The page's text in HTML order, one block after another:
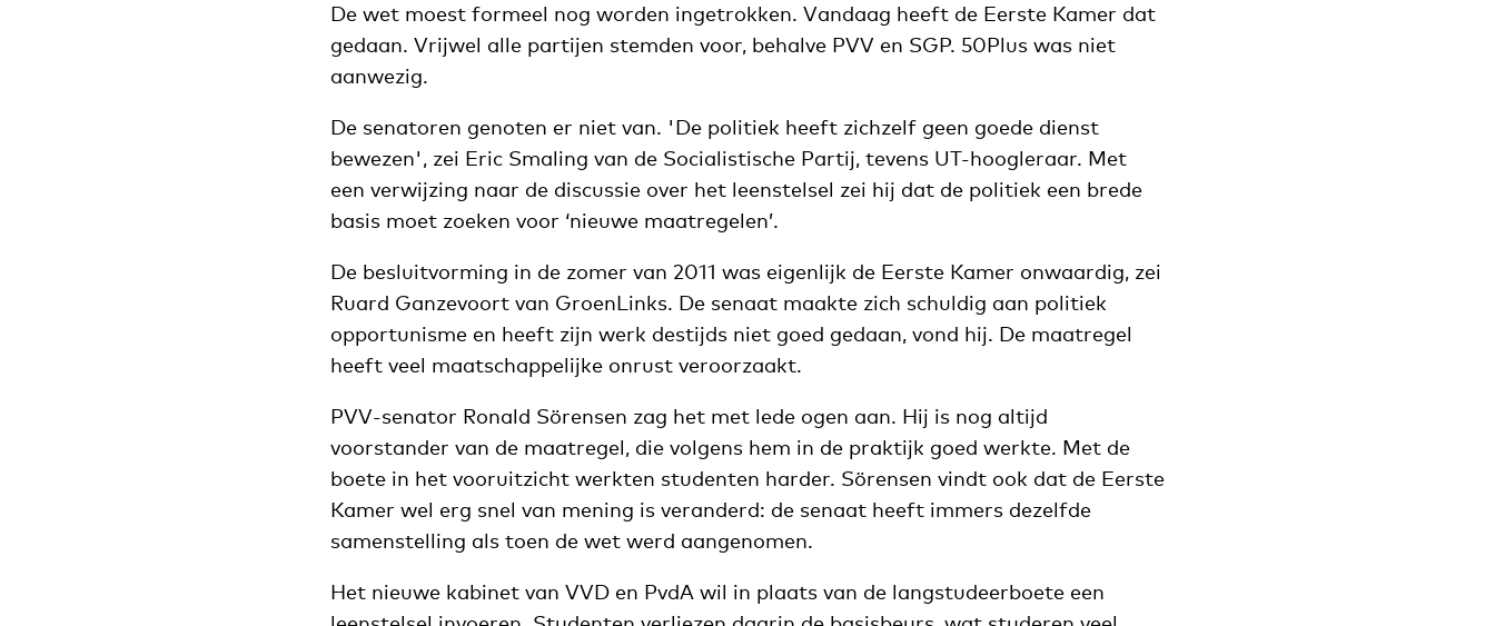
De wet moest formeel nog worden ingetrokken. Vandaag heeft de Eerste Kamer dat
gedaan. Vrijwel alle partijen stemden voor, behalve PVV en SGP. 50Plus was niet
aanwezig.
De senatoren genoten er niet van. 'De politiek heeft zichzelf geen goede dienst
bewezen', zei Eric Smaling van de Socialistische Partij, tevens UT-hoogleraar. Met
een verwijzing naar de discussie over het leenstelsel zei hij dat de politiek een brede
basis moet zoeken voor ‘nieuwe maatregelen’.
De besluitvorming in de zomer van 2011 was eigenlijk de Eerste Kamer onwaardig, zei
Ruard Ganzevoort van GroenLinks. De senaat maakte zich schuldig aan politiek
opportunisme en heeft zijn werk destijds niet goed gedaan, vond hij. De maatregel
heeft veel maatschappelijke onrust veroorzaakt.
PVV-senator Ronald Sörensen zag het met lede ogen aan. Hij is nog altijd
voorstander van de maatregel, die volgens hem in de praktijk goed werkte. Met de
boete in het vooruitzicht werkten studenten harder. Sörensen vindt ook dat de Eerste
Kamer wel erg snel van mening is veranderd: de senaat heeft immers dezelfde
samenstelling als toen de wet werd aangenomen.
Het nieuwe kabinet van VVD en PvdA wil in plaats van de langstudeerboete een